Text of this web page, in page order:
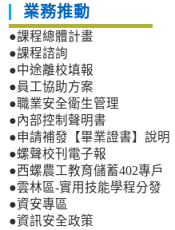
業務推動
●課程總體計畫
●課程諮詢
●中途離校填報
●員工協助方案
●職業安全衛生管理
●內部控制聲明書
●申請補發【畢業證書】說明
●螺聲校刊電子報
●西螺農工教育儲蓄402專戶
●雲林區-實用技能學程分發
●資安專區
●資訊安全政策